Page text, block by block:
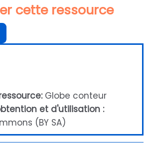
cette ressource
Globe conteur
et d'utilisation :
(BY SA)